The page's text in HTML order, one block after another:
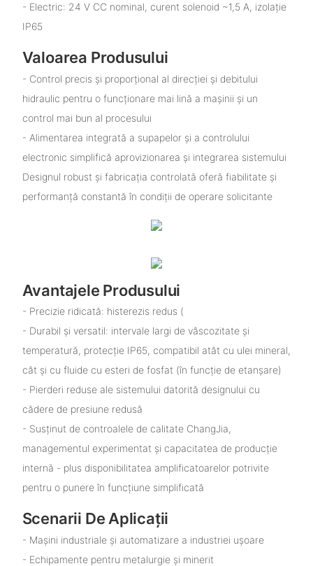
- Electric: 24 V CC nominal, curent solenoid ~1,5 A, izolație
IP65
Valoarea Produsului
- Control precis și proporțional al direcției și debitului
hidraulic pentru o funcționare mai lină a mașinii și un
control mai bun al procesului
- Alimentarea integrată a supapelor și a controlului
electronic simplifică aprovizionarea și integrarea sistemului
Designul robust și fabricația controlată oferă fiabilitate și
performanță constantă în condiții de operare solicitante
Avantajele Produsului
- Precizie ridicată: histerezis redus (
- Durabil și versatil: intervale largi de vâscozitate și
temperatură, protecție IP65, compatibil atât cu ulei mineral,
cât și cu fluide cu esteri de fosfat (în funcție de etanșare)
- Pierderi reduse ale sistemului datorită designului cu
cădere de presiune redusă
- Susținut de controalele de calitate ChangJia,
managementul experimentat și capacitatea de producție
internă - plus disponibilitatea amplificatoarelor potrivite
pentru o punere în funcțiune simplificată
Scenarii De Aplicații
- Mașini industriale și automatizare a industriei ușoare
- Echipamente pentru metalurgie și minerit